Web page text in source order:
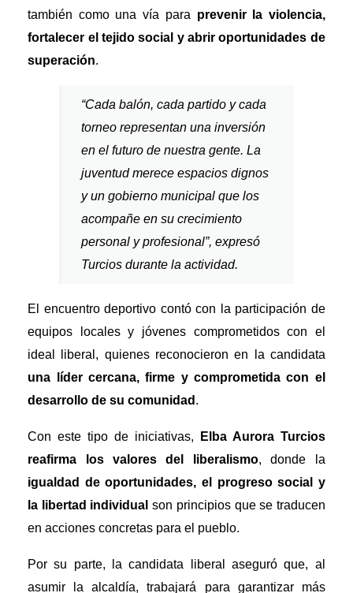
también como una vía para prevenir la violencia,
fortalecer el tejido social y abrir oportunidades de
superación.
“Cada balón, cada partido y cada
torneo representan una inversión
en el futuro de nuestra gente. La
juventud merece espacios dignos
y un gobierno municipal que los
acompañe en su crecimiento
personal y profesional”, expresó
Turcios durante la actividad.
El encuentro deportivo contó con la participación de
equipos locales y jóvenes comprometidos con el
ideal liberal, quienes reconocieron en la candidata
una líder cercana, firme y comprometida con el
desarrollo de su comunidad .
Con este tipo de iniciativas,
Elba Aurora Turcios
reafirma los valores del liberalismo, donde la
igualdad de oportunidades, el progreso social y
la libertad individual son principios que se traducen
en acciones concretas para el pueblo.
Por su parte, la candidata liberal aseguró que, al
asumir la alcaldía, trabajará para garantizar más